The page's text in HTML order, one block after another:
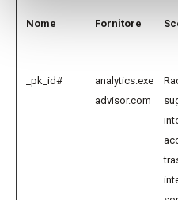
Nome Fornitore
_pk_id#
analytics.exe
advisor.com